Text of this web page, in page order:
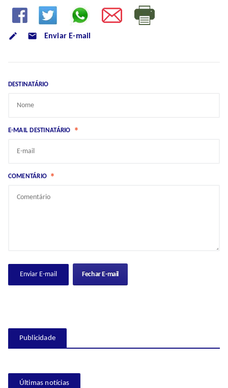
mode_email Enviar E-mail
DESTINATÁRIO
E-MAIL DESTINATÁRIO *
COMENTÁRIO *
Fechar E-mail
Publicidade
Últimas notícias